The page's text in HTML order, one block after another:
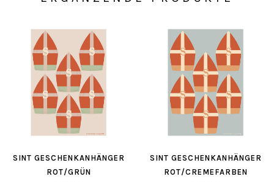
SINT GESCHENKANHÄNGER
ROT/GRÜN
SINT GESCHENKANHÄNGER
ROT/CREMEFARBEN